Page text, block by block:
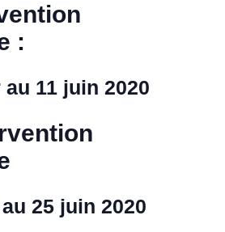
:
au 11 juin 2020
25 juin 2020